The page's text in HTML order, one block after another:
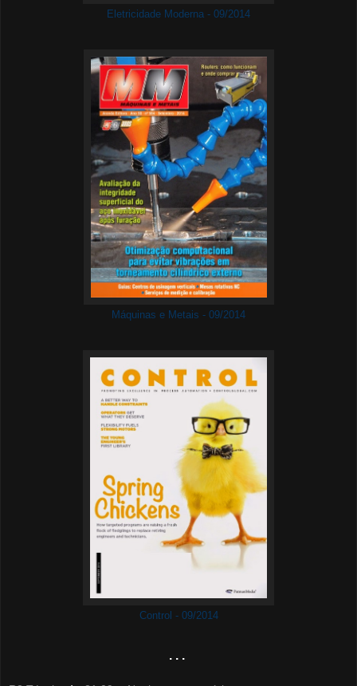
Eletricidade Moderna - 09/2014
Máquinas e Metais - 09/2014
Control - 09/2014
. . .